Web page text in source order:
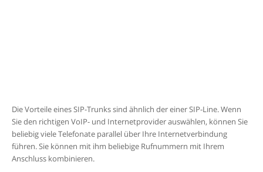
Die Vorteile eines SIP-Trunks sind ähnlich der einer SIP-Line. Wenn
Sie den richtigen VoIP- und Internetprovider auswählen, können Sie
beliebig viele Telefonate parallel über Ihre Internetverbindung
führen. Sie können mit ihm beliebige Rufnummern mit Ihrem
Anschluss kombinieren.